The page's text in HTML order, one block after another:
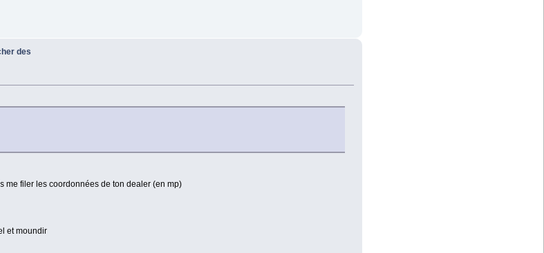
des
me filer les coordonnées de ton dealer (en mp)
et moundir